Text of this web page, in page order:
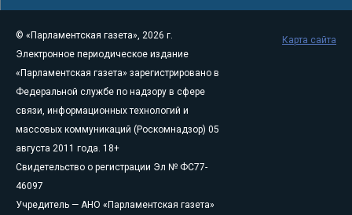
© «Парламентская газета», 2026 г.
Электронное периодическое издание
«Парламентская газета» зарегистрировано в
Федеральной службе по надзору в сфере
связи, информационных технологий и
массовых коммуникаций (Роскомнадзор) 05
августа 2011 года. 18+
Свидетельство о регистрации Эл № ФС77-
46097
Учредитель — АНО «Парламентская газета»
Карта сайта